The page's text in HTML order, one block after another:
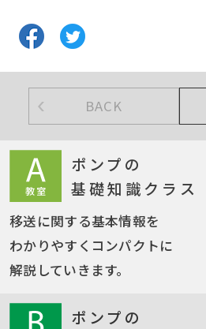
BACK
ポンプの
基礎知識クラス
移送に関する基本情報を
わかりやすくコンパクトに
解説していきます。
ポンプの